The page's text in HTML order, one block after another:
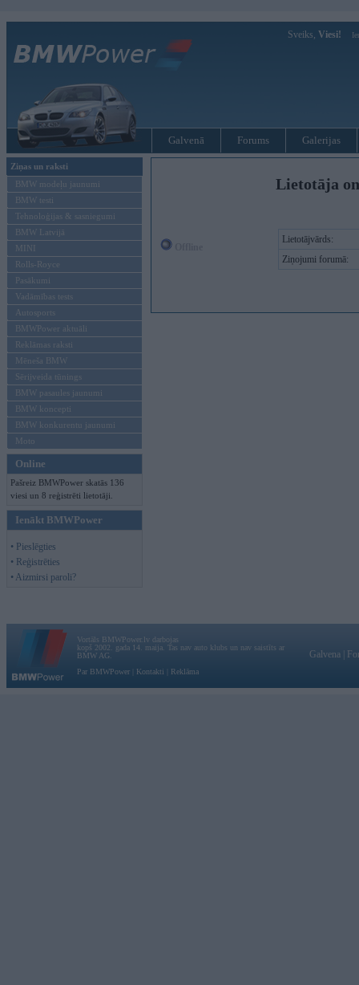
Sveiks, Viesi!
Galvenā Forums Galerijas
Ziņas un raksti
BMW modeļu jaunumi
BMW testi
Tehnoloģijas & sasniegumi
BMW Latvijā
MINI
Rolls-Royce
Pasākumi
Vadāmības tests
Autosports
BMWPower aktuāli
Reklāmas raksti
Mēneša BMW
Sērijveida tūnings
BMW pasaules jaunumi
BMW koncepti
BMW konkurentu jaunumi
Moto
Online
Pašreiz BMWPower skatās 136
viesi un 8 reģistrēti lietotāji.
Ienākt BMWPower
• Pieslēgties
• Reģistrēties
• Aizmirsi paroli?
Lietotāja
Lietotājvārds:
Ziņojumi forumā:
Vortāls BMWPower.lv darbojas
kopš 2002. gada 14. maija. Tas nav auto klubs un nav saistīts ar
BMW AG.
Par BMWPower
Kontakti Reklāma
Galvena